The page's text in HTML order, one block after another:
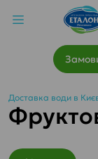
Доставка води в